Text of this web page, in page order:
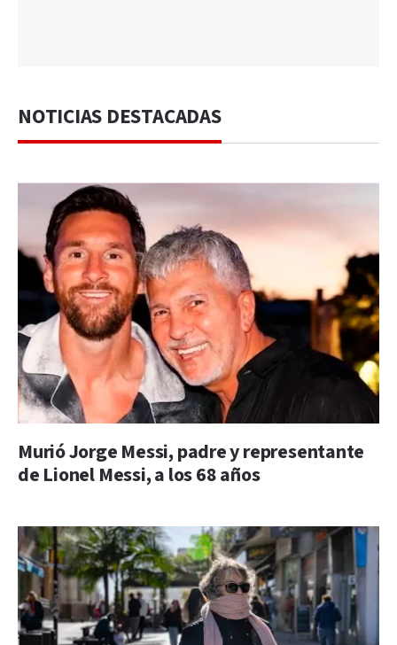
NOTICIAS DESTACADAS
Murió Jorge Messi, padre y representante
de Lionel Messi, a los 68 años